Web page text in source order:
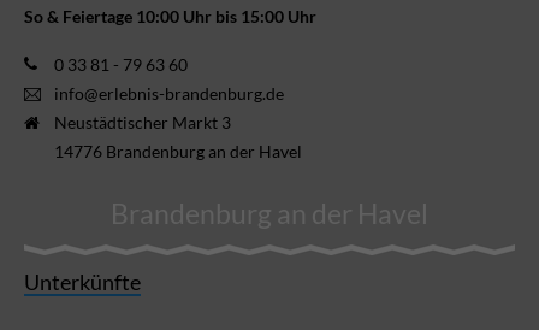
So & Feiertage 10:00 Uhr bis 15:00 Uhr
0 33 81 - 79 63 60
info@erlebnis-brandenburg.de
Neustädtischer Markt 3
14776 Brandenburg an der Havel
Brandenburg an der Havel
Unterkünfte